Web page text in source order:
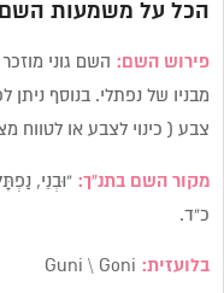
הכל על משמעות השם
פירוש השם: השם גוני
מבניו של נפתלי. בנוסף ניתן
צבע ( כינוי לצבע או לטווח
מקור השם בתנ”ך:“וּבְנֵי,
כ”ד.
בלועזית: